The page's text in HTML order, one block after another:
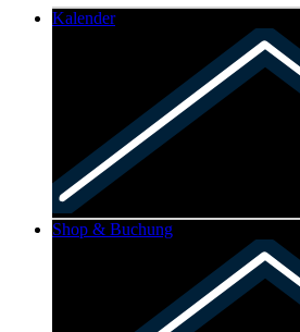
Kalender
Shop & Buchung